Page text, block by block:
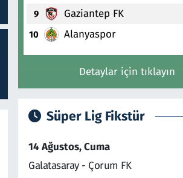
9 Gaziantep FK
10 Alanyaspor
Detaylar için tıklayın
Süper Lig Fikstür
14 Ağustos, Cuma
Galatasaray - Çorum FK